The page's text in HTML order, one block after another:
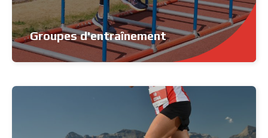
Groupes d'entraînement